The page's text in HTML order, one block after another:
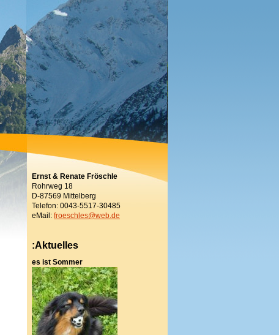
Ernst & Renate Fröschle
Rohrweg 18
D-87569 Mittelberg
Telefon: 0043-5517-30485
eMail: froeschles@web.de
:Aktuelles
es ist Sommer